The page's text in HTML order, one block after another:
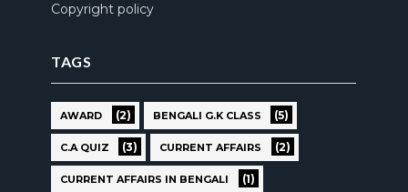
Copyright policy
TAGS
AWARD (2) BENGALI G.K CLASS (5)
C.A QUIZ (3) CURRENT AFFAIRS (2)
CURRENT AFFAIRS IN BENGALI (1)